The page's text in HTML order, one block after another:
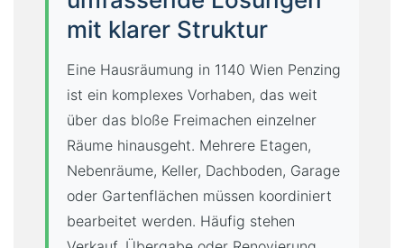
mit klarer Struktur
Eine Hausräumung in 1140 Wien Penzing
ist ein komplexes Vorhaben, das weit
über das bloße Freimachen einzelner
Räume hinausgeht. Mehrere Etagen,
Nebenräume, Keller, Dachboden, Garage
oder Gartenflächen müssen koordiniert
bearbeitet werden. Häufig stehen